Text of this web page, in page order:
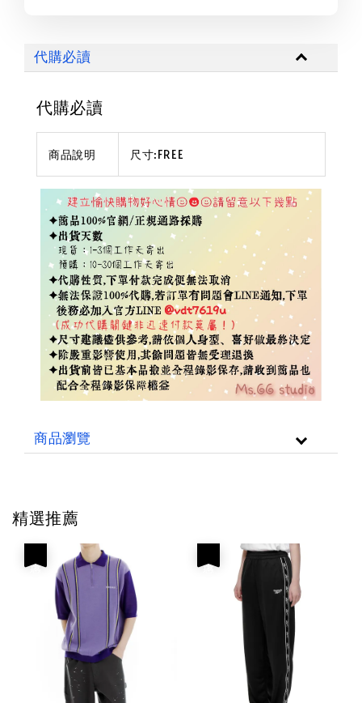
代購必讀
代購必讀
商品說明 尺寸:FREE
商品瀏覽
精選推薦